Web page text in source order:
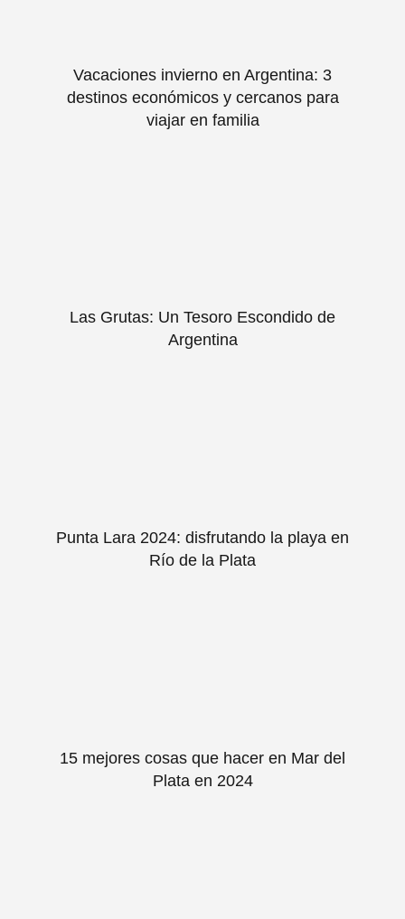
Vacaciones invierno en Argentina: 3
destinos económicos y cercanos para
viajar en familia
Las Grutas: Un Tesoro Escondido de
Argentina
Punta Lara 2024: disfrutando la playa en
Río de la Plata
15 mejores cosas que hacer en Mar del
Plata en 2024